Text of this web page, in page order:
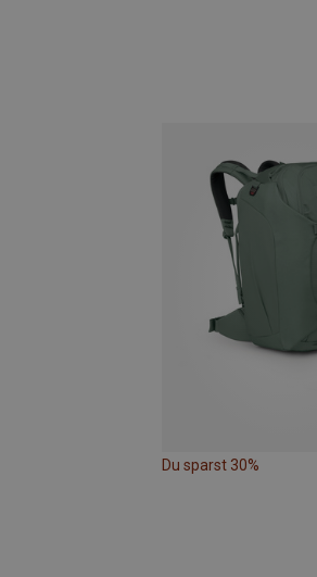
Du sparst 30%